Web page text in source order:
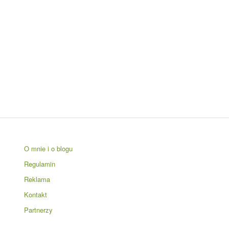
O mnie i o blogu
Regulamin
Reklama
Kontakt
Partnerzy